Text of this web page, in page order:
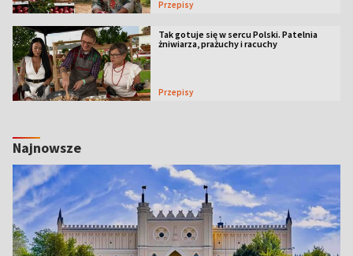
Przepisy
Tak gotuje się w sercu Polski. Patelnia
żniwiarza, prażuchy i racuchy
Przepisy
Najnowsze